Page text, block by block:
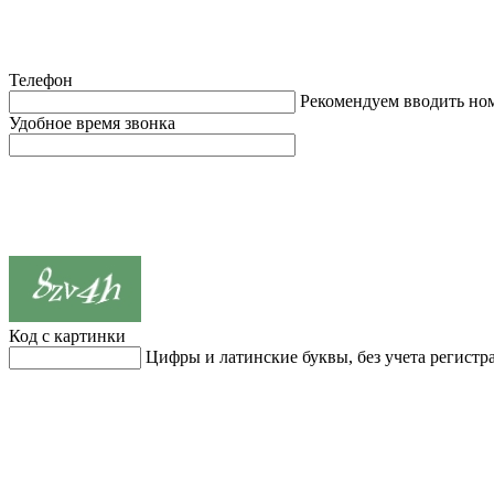
Телефон
Рекомендуем вводить
Удобное время звонка
Код с картинки
Цифры и латинские буквы, без учета